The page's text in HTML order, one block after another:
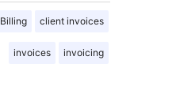
Billing client invoices
invoices invoicing